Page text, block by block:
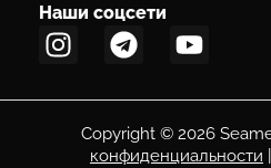
Наши соцсети
Copyright © 2026
конфиденциальности